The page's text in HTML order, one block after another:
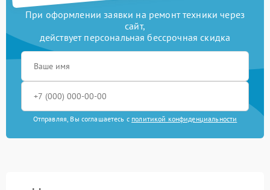
При оформлении заявки на ремонт техники через
сайт,
действует персональная бессрочная скидка
Отправляя, Вы соглашаетесь с политикой конфиденциальности